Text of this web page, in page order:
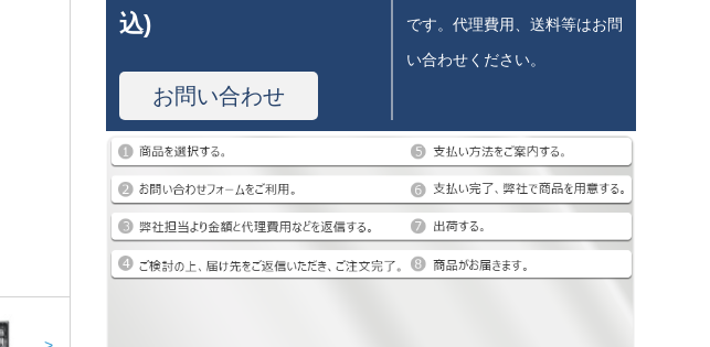
込)
お問い合わせ
です。代理費用、送料等はお問
い合わせください。